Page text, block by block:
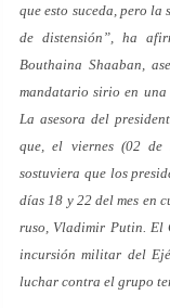
que esto suceda, pero la
de distensión”, ha
Bouthaina Shaaban,
mandatario sirio en
La asesora del
que, el viernes (02 de
sostuviera que los
días 18 y 22 del mes en
ruso, Vladimir Putin. El
incursión militar del
luchar contra el grupo